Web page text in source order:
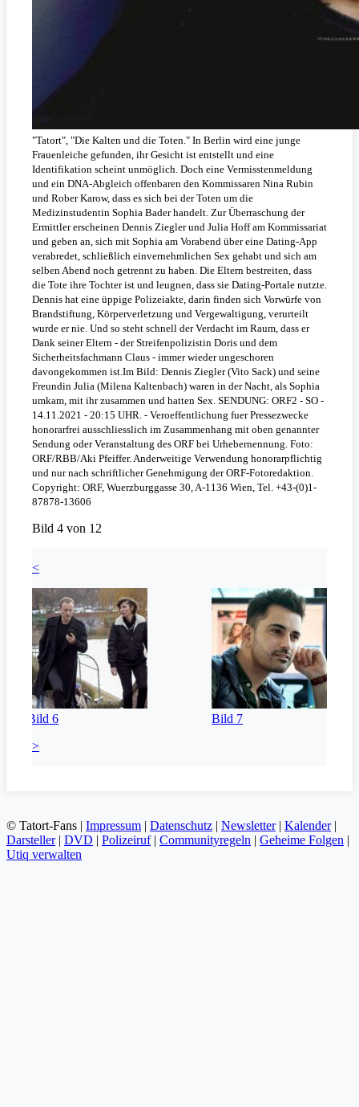
"Tatort", "Die Kalten und die Toten." In Berlin wird eine junge
Frauenleiche gefunden, ihr Gesicht ist entstellt und eine
Identifikation scheint unmöglich. Doch eine Vermisstenmeldung
und ein DNA-Abgleich offenbaren den Kommissaren Nina Rubin
und Rober Karow, dass es sich bei der Toten um die
Medizinstudentin Sophia Bader handelt. Zur Überraschung der
Ermittler erscheinen Dennis Ziegler und Julia Hoff am Kommissariat
und geben an, sich mit Sophia am Vorabend über eine Dating-App
verabredet, schließlich einvernehmlichen Sex gehabt und sich am
selben Abend noch getrennt zu haben. Die Eltern bestreiten, dass
die Tote ihre Tochter ist und leugnen, dass sie Dating-Portale nutzte.
Dennis hat eine üppige Polizeiakte, darin finden sich Vorwürfe von
Brandstiftung, Körperverletzung und Vergewaltigung, verurteilt
wurde er nie. Und so steht schnell der Verdacht im Raum, dass er
Dank seiner Eltern - der Streifenpolizistin Doris und dem
Sicherheitsfachmann Claus - immer wieder ungeschoren
davongekommen ist.Im Bild: Dennis Ziegler (Vito Sack) und seine
Freundin Julia (Milena Kaltenbach) waren in der Nacht, als Sophia
umkam, mit ihr zusammen und hatten Sex. SENDUNG: ORF2 - SO -
14.11.2021 - 20:15 UHR. - Veroeffentlichung fuer Pressezwecke
honorarfrei ausschliesslich im Zusammenhang mit oben genannter
Sendung oder Veranstaltung des ORF bei Urhebernennung. Foto:
ORF/RBB/Aki Pfeiffer. Anderweitige Verwendung honorarpflichtig
und nur nach schriftlicher Genehmigung der ORF-Fotoredaktion.
Copyright: ORF, Wuerzburggasse 30, A-1136 Wien, Tel. +43-(0)1-
87878-13606
Bild 4 von 12
<
Bild 6
Bild 7
>
© Tatort-Fans | Impressum | Datenschutz | Newsletter| Kalender|
Darsteller| DVD | Polizeiruf| Communityregeln | Geheime Folgen |
Utiq verwalten